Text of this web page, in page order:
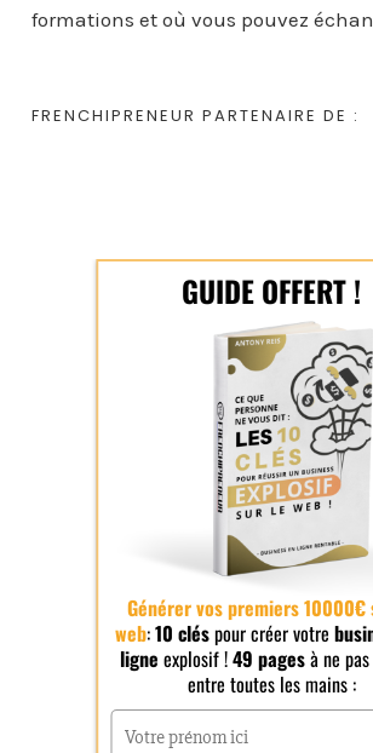
formations et où vous pouvez
FRENCHIPRENEUR PARTENAIRE DE :